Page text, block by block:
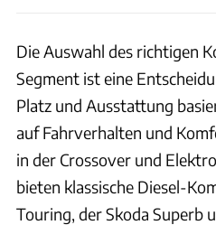
Die Auswahl des richtigen
Segment ist eine
Platz und Ausstattung
auf Fahrverhalten und
in der Crossover und
bieten klassische Diesel-
Touring, der Skoda Superb